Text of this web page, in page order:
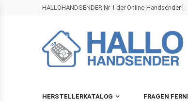
HALLOHANDSENDER Nr 1 der Online-Handsender !
HERSTELLERKATALOG FRAGEN